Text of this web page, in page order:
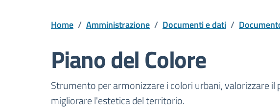
Home / Amministrazione / Documenti e dati /
Piano del Colore
Dettagli del documento
Strumento per armonizzare i colori urbani, valorizzare
migliorare l'estetica del territorio.